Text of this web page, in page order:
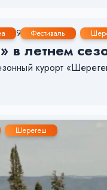
Фестиваль
4194 10
в летнем
курорт
Шерегеш